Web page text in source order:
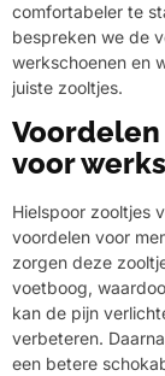
comfortabeler te
bespreken we de
werkschoenen en
juiste zooltjes.
voor
Hielspoor zooltjes
voordelen voor
zorgen deze
voetboog,
kan de pijn
verbeteren.
een betere